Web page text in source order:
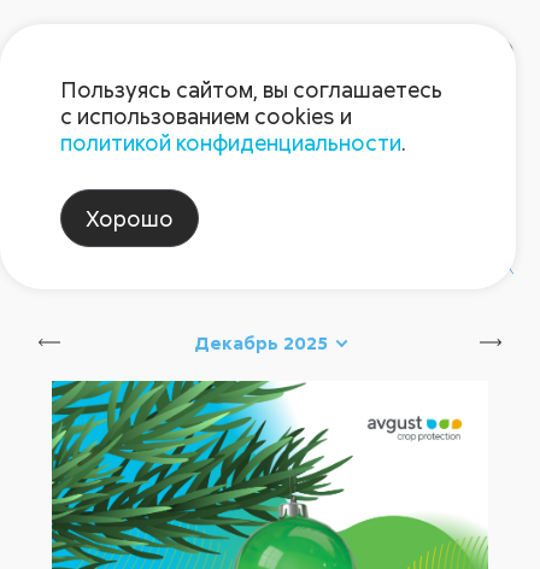
Блог Августа
Декабрь 2025
Пользуясь сайтом, вы соглашаетесь
с использованием cookies и
политикой конфиденциальности.
Хорошо